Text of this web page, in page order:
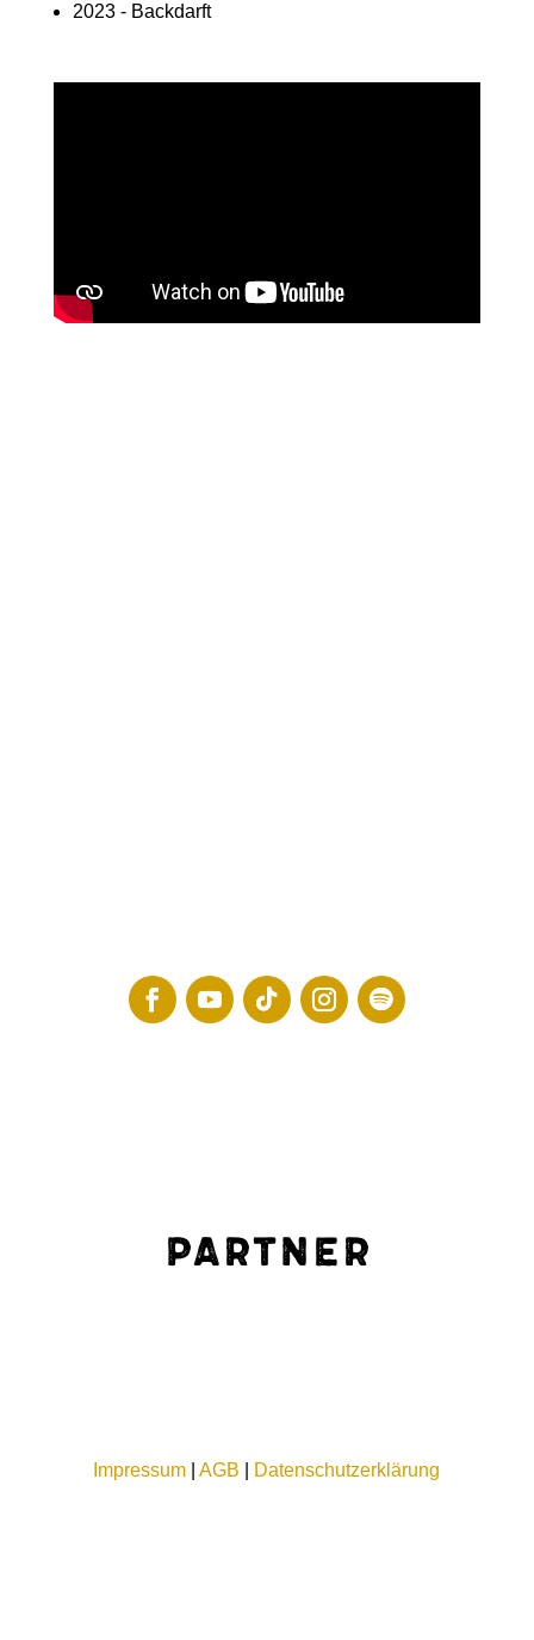
2023 - Backdarft
Partner
Impressum |AGB Datenschutzerklärung